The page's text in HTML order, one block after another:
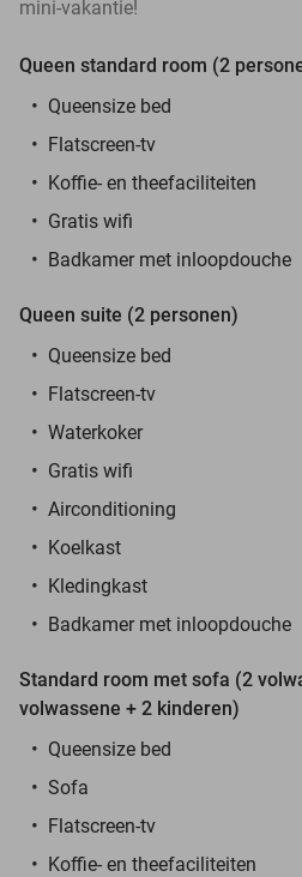
mini-vakantie!
Queen standard room (2
Queensize bed
Flatscreen-tv
Koffie- en theefaciliteiten
Gratis wifi
Badkamer met inloopdouche
Queen suite (2 personen)
Queensize bed
Flatscreen-tv
Waterkoker
Gratis wifi
Airconditioning
Koelkast
Kledingkast
Badkamer met inloopdouche
Standard room met sofa (2
volwassene + 2 kinderen)
Queensize bed
Sofa
Flatscreen-tv
Koffie- en theefaciliteiten